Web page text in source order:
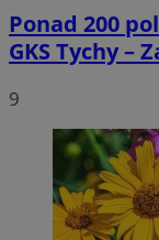
Ponad 200
GKS Tychy –
9